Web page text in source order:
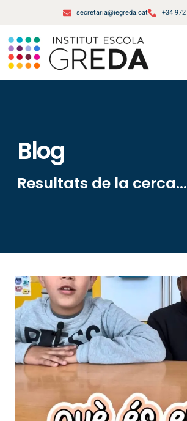
secretaria@iegreda.cat +34
Blog
Resultats de la cerca...